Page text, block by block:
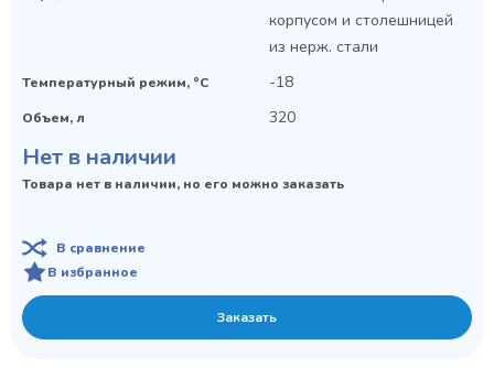
корпусом и столешницей
из нерж. стали
Температурный режим, °C -18
Объем, л 320
Нет в наличии
Товара нет в наличии, но его можно заказать
В сравнение
В избранное
Заказать